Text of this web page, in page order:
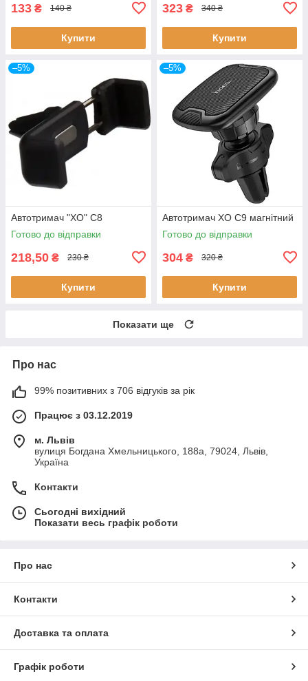
133 ₴ 140 ₴
Купити
323 ₴ 340 ₴
Купити
–5%
Автотримач "XO" C8
Готово до відправки
218,50 ₴ 230 ₴
Купити
–5%
Автотримач XO C9 магнітний
Готово до відправки
304 ₴ 320 ₴
Купити
Показати ще
Про нас
99% позитивних з 706 відгуків за рік
Працює з 03.12.2019
м. Львів
вулиця Богдана Хмельницького, 188а, 79024, Львів,
Україна
Контакти
Сьогодні вихідний
Показати весь графік роботи
Про нас
Контакти
Доставка та оплата
Графік роботи